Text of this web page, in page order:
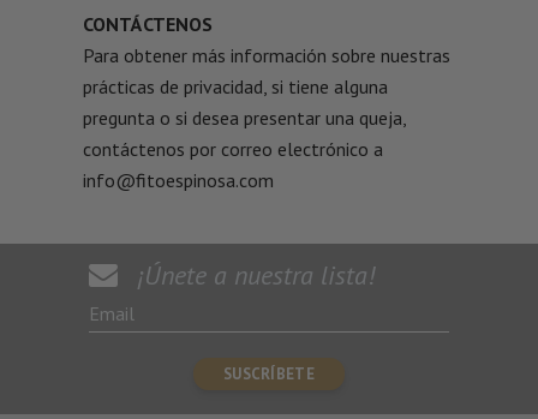
CONTÁCTENOS
Para obtener más información sobre nuestras
prácticas de privacidad, si tiene alguna
pregunta o si desea presentar una queja,
contáctenos por correo electrónico a
info@fitoespinosa.com
¡Únete a nuestra lista!